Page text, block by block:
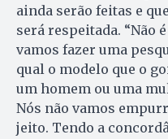
ainda serão feitas e
será respeitada. “Não
vamos fazer uma
qual o modelo que o
um homem ou uma
Nós não vamos
jeito. Tendo a